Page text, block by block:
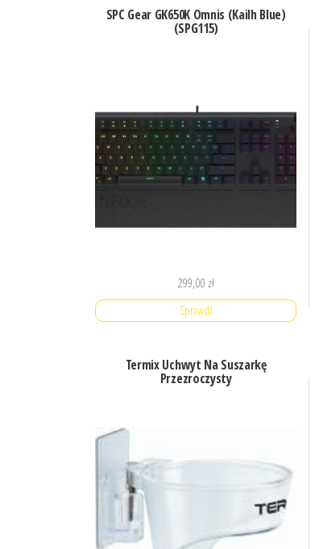
SPC Gear GK650K Omnis (Kailh Blue)
(SPG115)
299,00 zł
Sprawdź
Termix Uchwyt Na Suszarkę
Przezroczysty